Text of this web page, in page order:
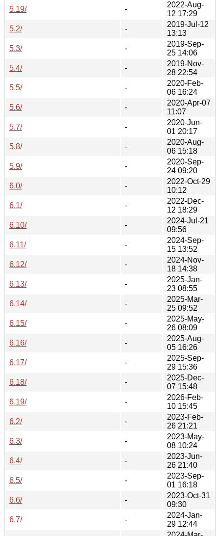
5.19/
-
2022-Aug-
12 17:29
5.2/
-
2019-Jul-12
13:13
5.3/
-
2019-Sep-
25 14:06
5.4/
-
2019-Nov-
28 22:54
5.5/
-
2020-Feb-
06 16:24
5.6/
-
2020-Apr-07
11:07
5.7/
-
2020-Jun-
01 20:17
5.8/
-
2020-Aug-
06 15:18
5.9/
-
2020-Sep-
24 09:20
6.0/
-
2022-Oct-29
10:12
6.1/
-
2022-Dec-
12 18:29
6.10/
-
2024-Jul-21
09:56
6.11/
-
2024-Sep-
15 13:52
6.12/
-
2024-Nov-
18 14:38
6.13/
-
2025-Jan-
23 08:55
6.14/
-
2025-Mar-
25 09:52
6.15/
-
2025-May-
26 08:09
6.16/
-
2025-Aug-
05 16:26
6.17/
-
2025-Sep-
29 15:36
6.18/
-
2025-Dec-
07 15:48
6.19/
-
2026-Feb-
10 15:45
6.2/
-
2023-Feb-
26 21:21
6.3/
-
2023-May-
08 10:24
6.4/
-
2023-Jun-
26 21:40
6.5/
-
2023-Sep-
01 16:18
6.6/
-
2023-Oct-31
09:30
6.7/
-
2024-Jan-
29 12:44